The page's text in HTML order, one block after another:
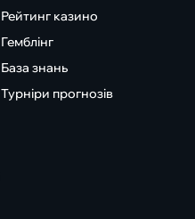
Рейтинг казино
Гемблінг
База знань
Турніри прогнозів